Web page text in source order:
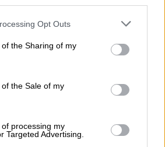
app uses one or more Google
or usage behaviour. You may click to
to Google and its third-party tags to
specified purposes in below Google
Opt Outs
the Sharing of my
the Sale of my
processing my
Targeted Advertising.